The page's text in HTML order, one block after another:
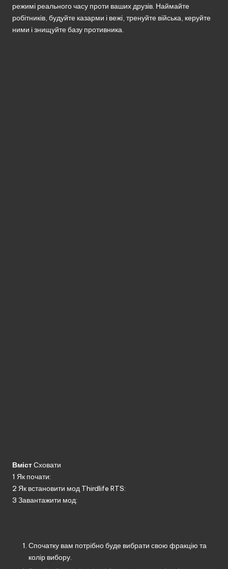
режимі реального часу проти ваших друзів. Наймайте
робітників, будуйте казарми і вежі, тренуйте війська, керуйте
ними і знищуйте базу противника.
ВмістСховати
1 Як почати:
2 Як встановити мод Thirdlife RTS:
3 Завантажити мод:
Спочатку вам потрібно буде вибрати свою фракцію та
колір вибору.